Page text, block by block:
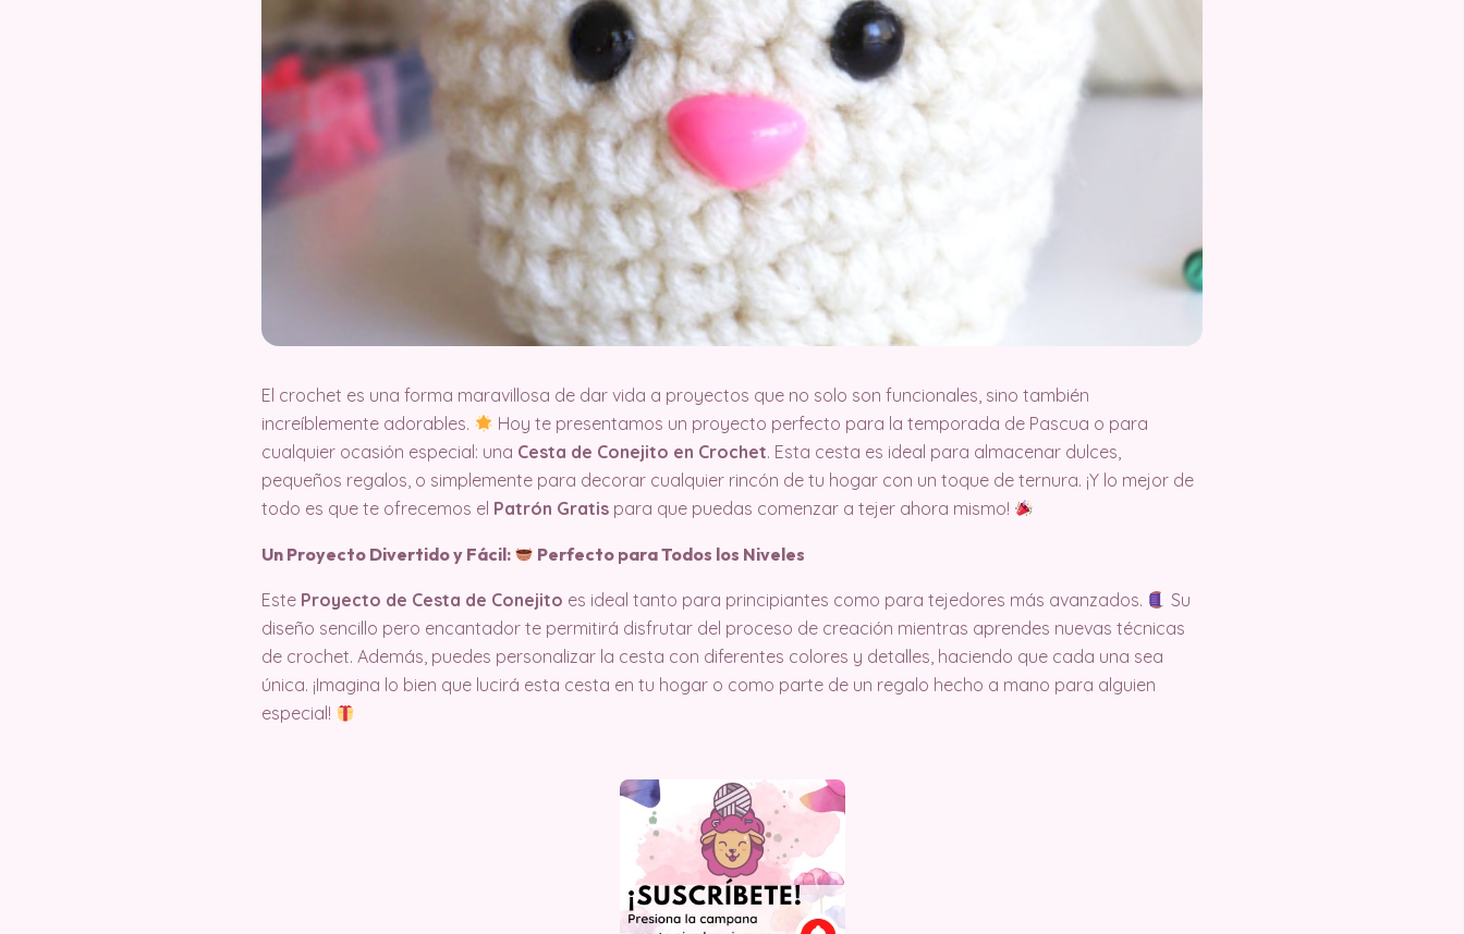
El crochet es una forma maravillosa de dar vida a proyectos que no solo son funcionales, sino también
increíblemente adorables.
Hoy te presentamos un proyecto perfecto para la temporada de Pascua o para
cualquier ocasión especial: una Cesta de Conejito en Crochet. Esta cesta es ideal para almacenar dulces,
pequeños regalos, o simplemente para decorar cualquier rincón de tu hogar con un toque de ternura. ¡Y lo mejor de
todo es que te ofrecemos el Patrón Gratis para que puedas comenzar a tejer ahora mismo!
Un Proyecto Divertido y Fácil: Perfecto para Todos los Niveles
Este Proyecto de Cesta de Conejito es ideal tanto para principiantes como para tejedores más avanzados.
Su
diseño sencillo pero encantador te permitirá disfrutar del proceso de creación mientras aprendes nuevas técnicas
de crochet. Además, puedes personalizar la cesta con diferentes colores y detalles, haciendo que cada una sea
única. ¡Imagina lo bien que lucirá esta cesta en tu hogar o como parte de un regalo hecho a mano para alguien
especial!